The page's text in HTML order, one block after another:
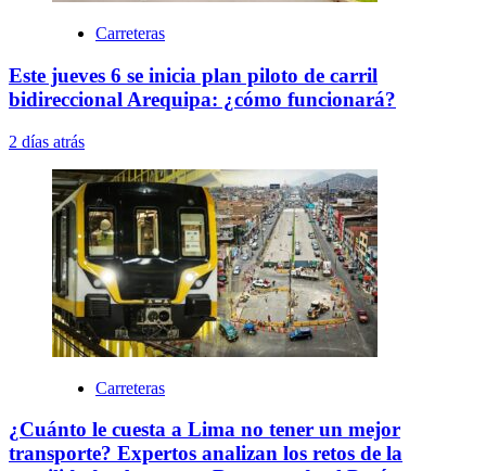
Carreteras
Este jueves 6 se inicia plan piloto de carril
bidireccional Arequipa: ¿cómo funcionará?
2 días atrás
Carreteras
¿Cuánto le cuesta a Lima no tener un mejor
transporte? Expertos analizan los retos de la